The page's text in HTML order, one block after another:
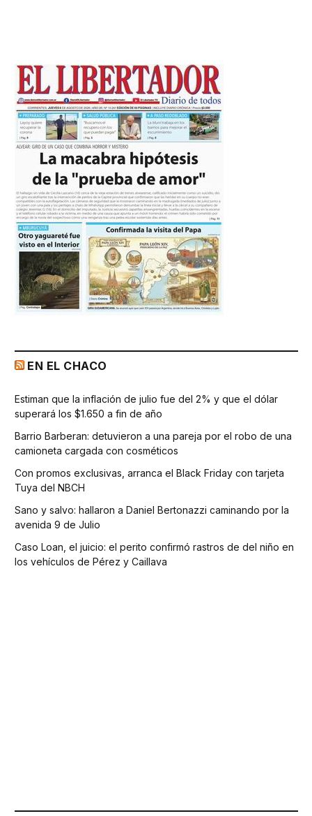
EN EL CHACO
Estiman que la inflación de julio fue del 2% y que el dólar
superará los $1.650 a fin de año
Barrio Barberan: detuvieron a una pareja por el robo de una
camioneta cargada con cosméticos
Con promos exclusivas, arranca el Black Friday con tarjeta
Tuya del NBCH
Sano y salvo: hallaron a Daniel Bertonazzi caminando por la
avenida 9 de Julio
Caso Loan, el juicio: el perito confirmó rastros de del niño en
los vehículos de Pérez y Caillava